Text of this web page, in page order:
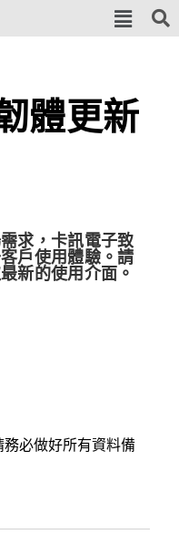
體更新
求，卡訊電子致
戶使用體驗。請
新的使用介面。
必做好所有資料備